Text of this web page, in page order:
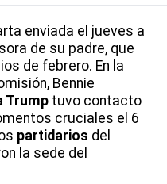
enviada el jueves a
de su padre, que
de febrero. En la
Bennie
Trump tuvo contacto
cruciales el 6
partidarios del
la sede del